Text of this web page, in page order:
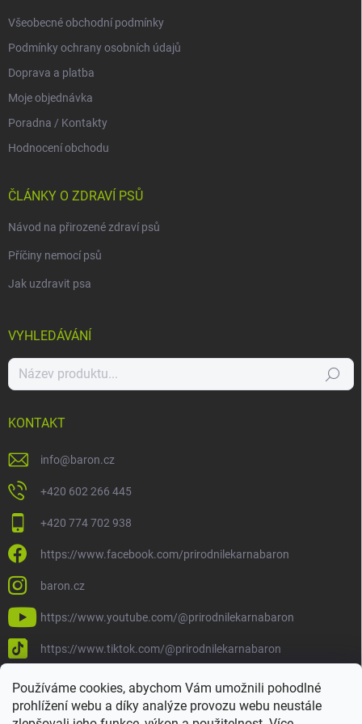
Používáme cookies, abychom Vám umožnili pohodlné
prohlížení webu a díky analýze provozu webu neustále
Všeobecné obchodní podmínky
Podmínky ochrany osobních údajů
Doprava a platba
Moje objednávka
Poradna / Kontakty
Hodnocení obchodu
ČLÁNKY O ZDRAVÍ PSŮ
Návod na přirozené zdraví psů
Příčiny nemocí psů
Jak uzdravit psa
VYHLEDÁVÁNÍ
Hledat
KONTAKT
info@baron.cz
+420 602 266 445
+420 774 702 938
https://www.facebook.com/prirodnilekarnabaron
baron.cz
https://www.youtube.com/@prirodnilekarnabaron
https://www.tiktok.com/@prirodnilekarnabaron